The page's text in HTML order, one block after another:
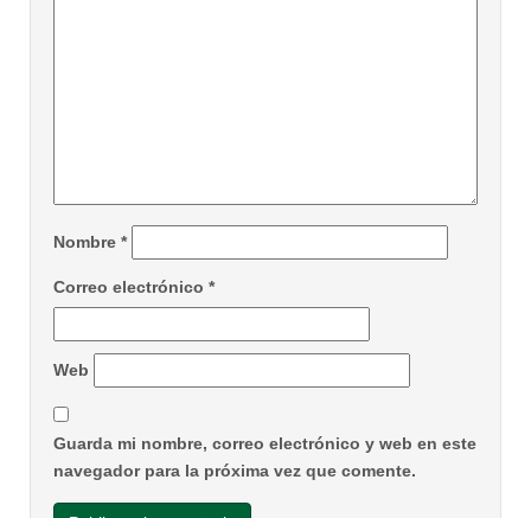
Nombre *
Correo electrónico *
Web
Guarda mi nombre, correo electrónico y web en este
navegador para la próxima vez que comente.